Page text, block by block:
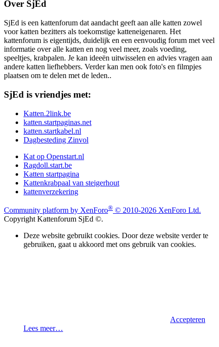
Over SjEd
SjEd is een kattenforum dat aandacht geeft aan alle katten zowel
voor katten bezitters als toekomstige katteneigenaren. Het
kattenforum is eigentijds, duidelijk en een eenvoudig forum met veel
informatie over alle katten en nog veel meer, zoals voeding,
speeltjes, krabpalen. Je kan ideeën uitwisselen en advies vragen aan
andere katten liefhebbers. Verder kan men ook foto's en filmpjes
plaatsen om te delen met de leden..
SjEd is vriendjes met:
Katten.2link.be
katten.startpaginas.net
katten.startkabel.nl
Dagbesteding Zinvol
Kat op Openstart.nl
Ragdoll.start.be
Katten startpagina
Kattenkrabpaal van steigerhout
kattenverzekering
Community platform by XenForo® © 2010-2026 XenForo Ltd.
Copyright Kattenforum SjEd ©.
Deze website gebruikt cookies. Door deze website verder te
gebruiken, gaat u akkoord met ons gebruik van cookies.
Accepteren
Lees meer…